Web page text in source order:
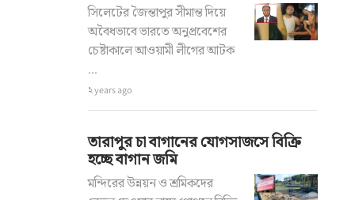
সিলেটের জৈন্তাপুর সীমান্ত দিয়ে
অবৈধভাবে ভারতে অনুপ্রবেশের
চেষ্টাকালে আওয়ামী লীগের আটক
...
২ years ago
তারাপুর চা বাগানের যোগসাজসে বিক্রি
হচ্ছে বাগান জমি
মন্দিরের উন্নয়ন ও শ্রমিকদের